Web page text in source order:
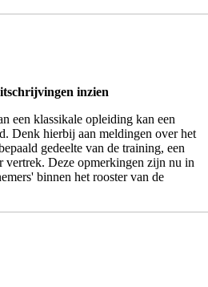
inzien
een klassikale opleiding kan een
Denk hierbij aan meldingen over het
gedeelte van de training, een
vertrek. Deze opmerkingen zijn nu in
binnen het rooster van de